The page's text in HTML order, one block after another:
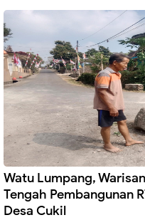
Watu Lumpang,
Tengah Pembangunan
Desa Cukil